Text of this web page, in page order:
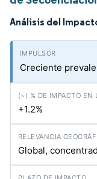
Análisis del
Creciente
+1.2%
Global,